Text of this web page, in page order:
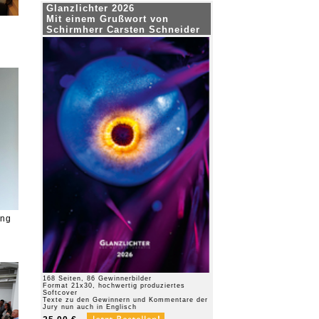
Glanzlichter 2026
Mit einem Grußwort von
Schirmherr Carsten Schneider
168 Seiten, 86 Gewinnerbilder
Format 21x30, hochwertig produziertes
Softcover
Texte zu den Gewinnern und Kommentare der
Jury nun auch in Englisch